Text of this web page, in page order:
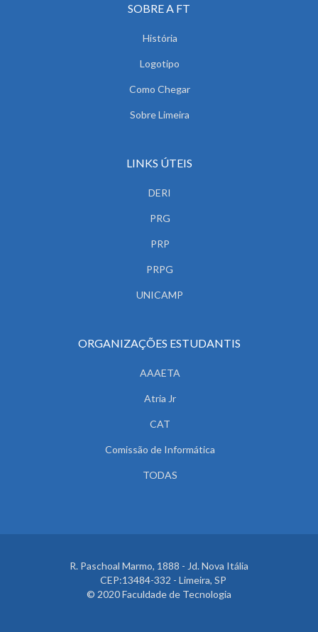
SOBRE A FT
História
Logotipo
Como Chegar
Sobre Limeira
LINKS ÚTEIS
DERI
PRG
PRP
PRPG
UNICAMP
ORGANIZAÇÕES ESTUDANTIS
AAAETA
Atria Jr
CAT
Comissão de Informática
TODAS
R. Paschoal Marmo, 1888 - Jd. Nova Itália
CEP:13484-332 - Limeira, SP
© 2020 Faculdade de Tecnologia